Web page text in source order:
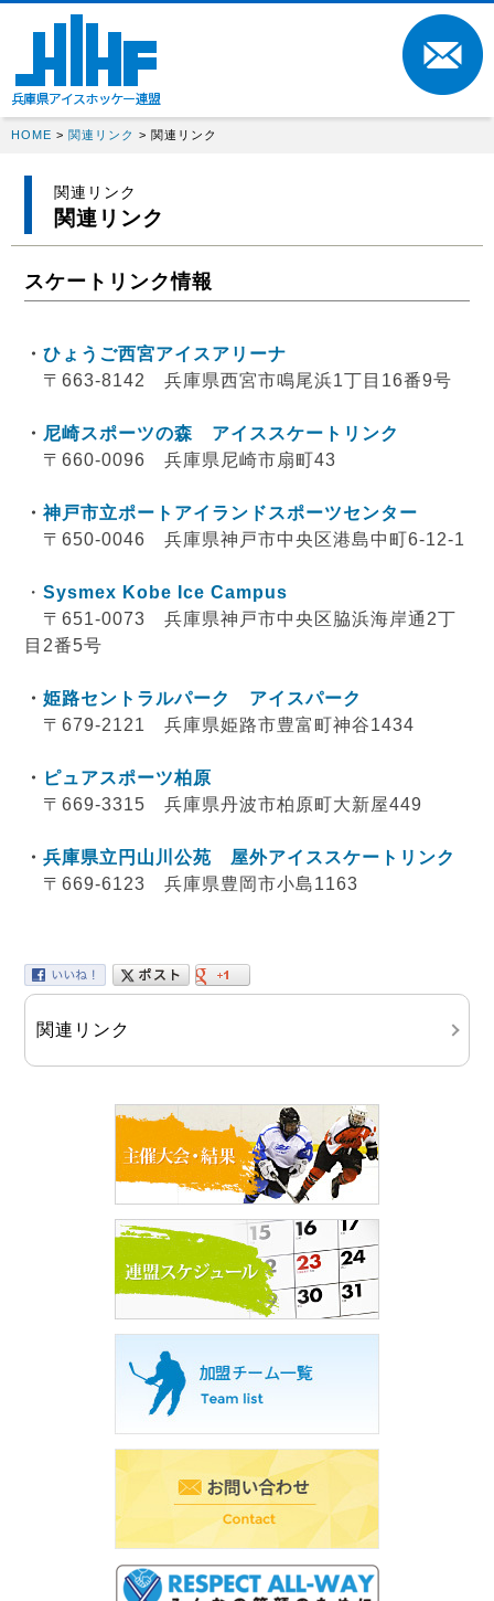
HOME > 関連リンク > 関連リンク
関連リンク
関連リンク
スケートリンク情報
・ひょうご西宮アイスアリーナ
〒663-8142 兵庫県西宮市鳴尾浜1丁目16番9号
・ 尼崎スポーツの森 アイススケートリンク
〒660-0096 兵庫県尼崎市扇町43
・神戸市立ポートアイランドスポーツセンター
〒650-0046 兵庫県神戸市中央区港島中町6-12-1
・Sysmex Kobe Ice Campus
〒651-0073 兵庫県神戸市中央区脇浜海岸通2丁
目2番5号
・姫路セントラルパーク アイスパーク
〒679-2121 兵庫県姫路市豊富町神谷1434
・ ピュアスポーツ柏原
〒669-3315 兵庫県丹波市柏原町大新屋449
・兵庫県立円山川公苑 屋外アイススケートリンク
〒669-6123 兵庫県豊岡市小島1163
関連リンク